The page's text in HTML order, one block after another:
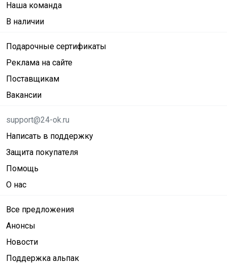
Наша команда
В наличии
Подарочные сертификаты
Реклама на сайте
Поставщикам
Вакансии
support@24-ok.ru
Написать в поддержку
Защита покупателя
Помощь
О нас
Все предложения
Анонсы
Новости
Поддержка альпак